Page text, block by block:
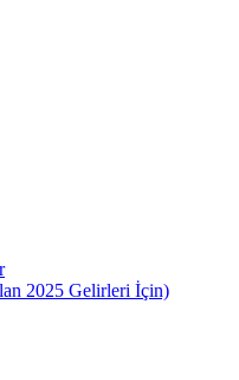
2025 Gelirleri İçin)